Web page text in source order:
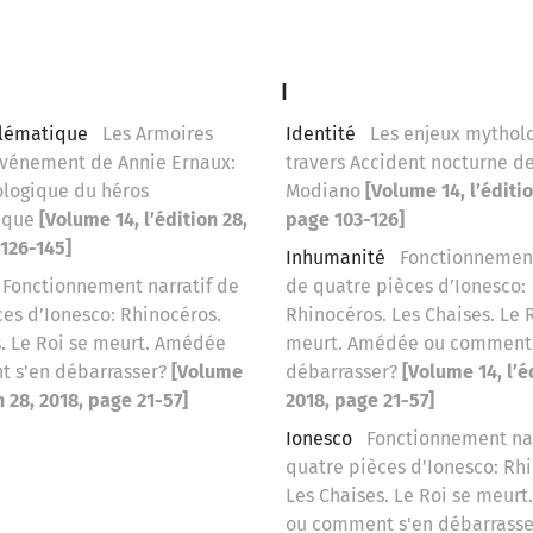
Les Armoires
de Annie Ernaux:
du héros
[Volume 14, l’édition 28,
145]
Fonctionnement narratif de
d’Ionesco: Rhinocéros.
Le Roi se meurt. Amédée
s'en débarrasser? [Volume
2018, page 21-57]
I
Identité
Les enjeux
travers Accident nocturne
Modiano [Volume 14,
page 103-126]
Inhumanité
de quatre pièces d’Ionesco:
Rhinocéros. Les Chaises. Le
meurt. Amédée ou
débarrasser? [Volume 14,
2018, page 21-57]
Ionesco
Fonctionnement
quatre pièces d’Ionesco:
Les Chaises. Le Roi se
ou comment s'en